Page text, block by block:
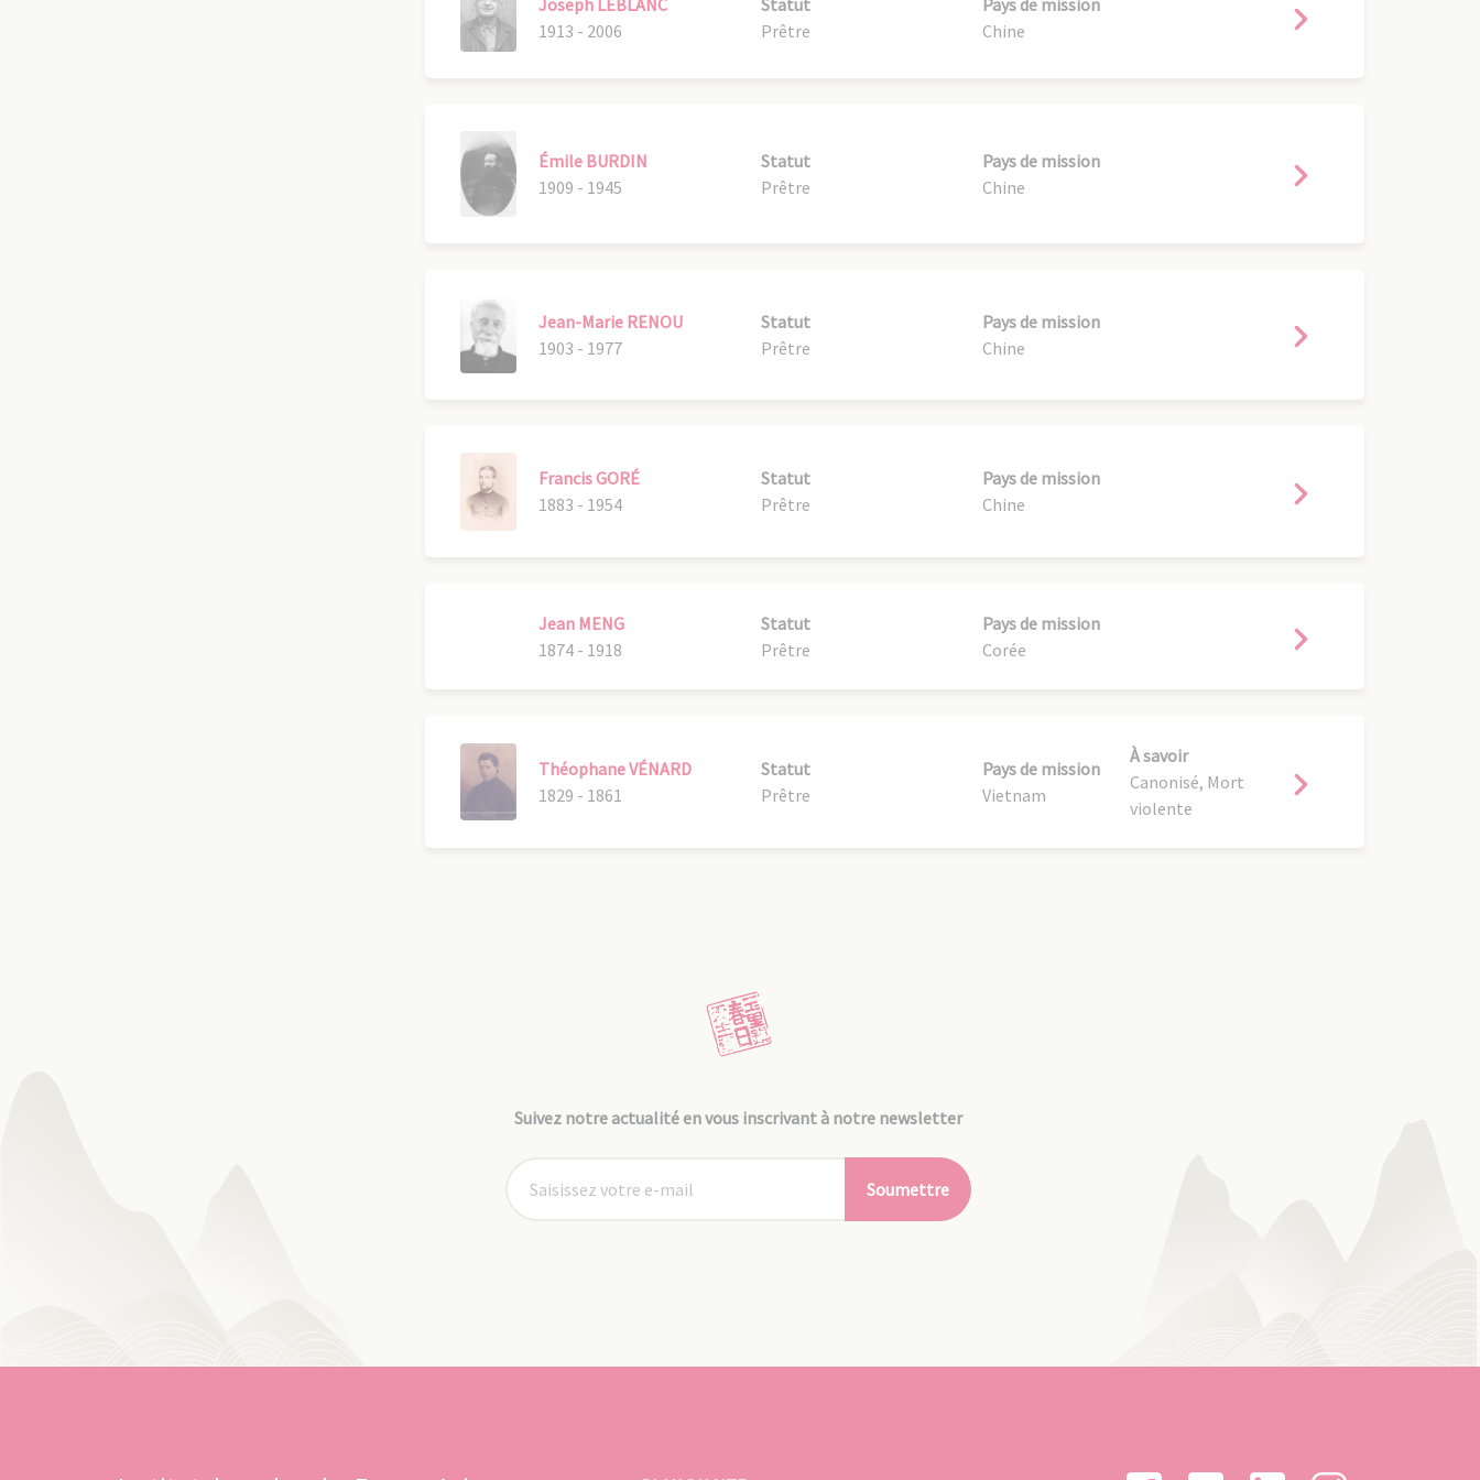
1913 - 2006
Prêtre
Chine
Émile BURDIN
1909 - 1945
Statut
Prêtre
Pays de mission
Chine
Jean-Marie RENOU
1903 - 1977
Statut
Prêtre
Pays de mission
Chine
Francis GORÉ
1883 - 1954
Statut
Prêtre
Pays de mission
Chine
Jean MENG
1874 - 1918
Statut
Prêtre
Pays de mission
Corée
Théophane VÉNARD
1829 - 1861
Statut
Prêtre
Pays de mission
Vietnam
À savoir
Canonisé, Mort
violente
Suivez notre actualité en vous inscrivant à notre newsletter
Soumettre